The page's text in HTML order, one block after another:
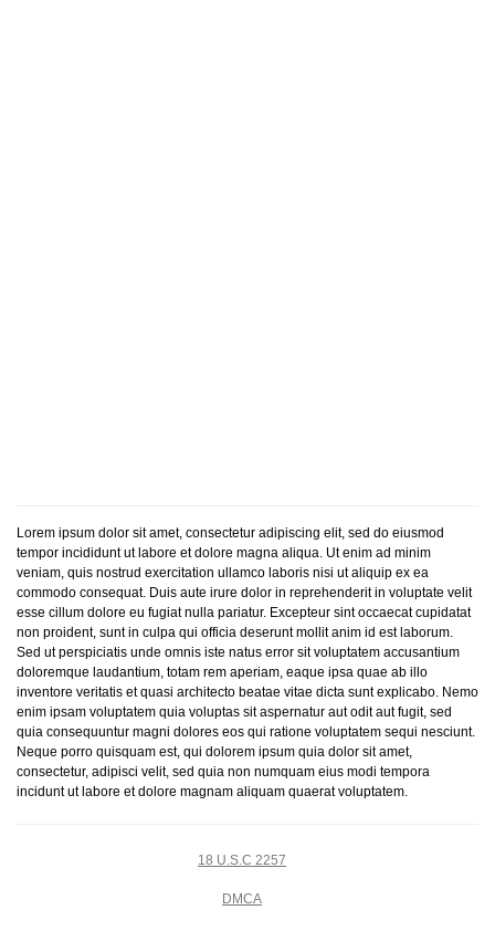
Lorem ipsum dolor sit amet, consectetur adipiscing elit, sed do eiusmod
tempor incididunt ut labore et dolore magna aliqua. Ut enim ad minim
veniam, quis nostrud exercitation ullamco laboris nisi ut aliquip ex ea
commodo consequat. Duis aute irure dolor in reprehenderit in voluptate velit
esse cillum dolore eu fugiat nulla pariatur. Excepteur sint occaecat cupidatat
non proident, sunt in culpa qui officia deserunt mollit anim id est laborum.
Sed ut perspiciatis unde omnis iste natus error sit voluptatem accusantium
doloremque laudantium, totam rem aperiam, eaque ipsa quae ab illo
inventore veritatis et quasi architecto beatae vitae dicta sunt explicabo. Nemo
enim ipsam voluptatem quia voluptas sit aspernatur aut odit aut fugit, sed
quia consequuntur magni dolores eos qui ratione voluptatem sequi nesciunt.
Neque porro quisquam est, qui dolorem ipsum quia dolor sit amet,
consectetur, adipisci velit, sed quia non numquam eius modi tempora
incidunt ut labore et dolore magnam aliquam quaerat voluptatem.
18 U.S.C 2257
DMCA